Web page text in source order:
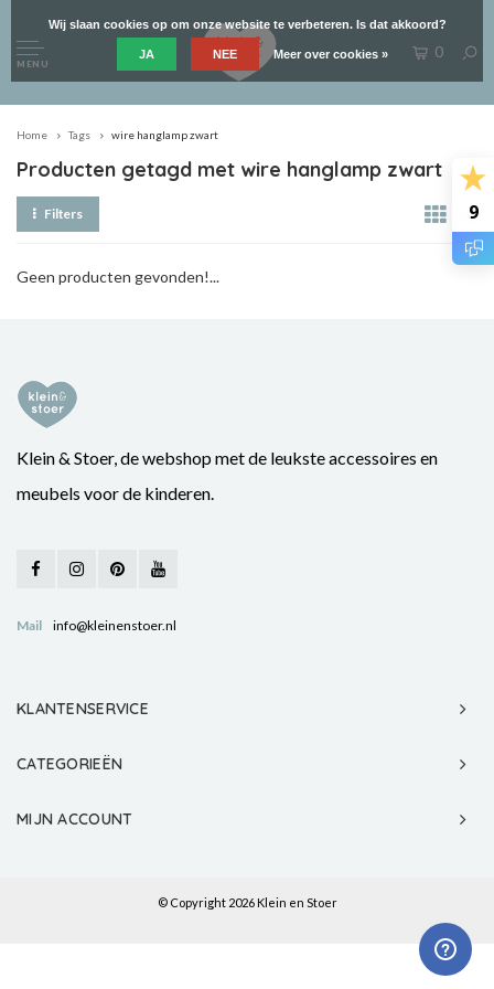
9
MENU
0
Home Tags wire hanglamp zwart
Producten getagd met wire hanglamp zwart
Filters
Geen producten gevonden!...
Klein & Stoer, de webshop met de leukste accessoires en
meubels voor de kinderen.
Mail info@kleinenstoer.nl
KLANTENSERVICE
CATEGORIEËN
MIJN ACCOUNT
© Copyright 2026 Klein en Stoer
Wij slaan cookies op om onze website te verbeteren. Is dat akkoord?
JA NEE Meer over cookies »